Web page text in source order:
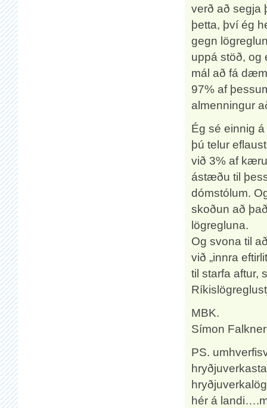
verð að segja
þetta, því ég
gegn
uppá stöð, og
mál að fá
97% af
almenningur
Ég sé einnig
þú telur
við 3% af
ástæðu til
dómstólum.
skoðun að
lögregluna.
Og svona til
við „innra
til starfa aftur,
MBK.
Símon Falkner
PS.
hér á